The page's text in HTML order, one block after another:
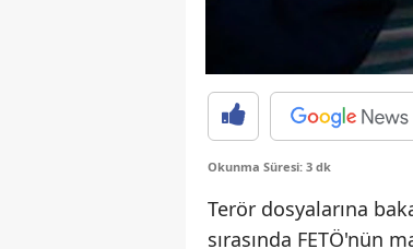
Okunma Süresi: 3 dk
Terör dosyalarına
sırasında FETÖ'nün